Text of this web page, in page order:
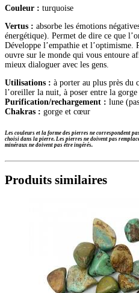
Couleur : turquoise
Vertus : absorbe les émotions
énergétique). Permet de dire ce que
Développe l’empathie et l’optimisme.
ouvre sur le monde qui vous entoure
mieux dialoguer avec les gens.
Utilisations : à porter au plus près du
l’oreiller la nuit, à poser entre la
Purification/rechargement : lune
Chakras : gorge et cœur
Les couleurs et la forme des pierres ne correspondent
choisi dans la pierre. Les pierres ne doivent pas
minéraux ne doivent pas être ingérés.
Produits similaires